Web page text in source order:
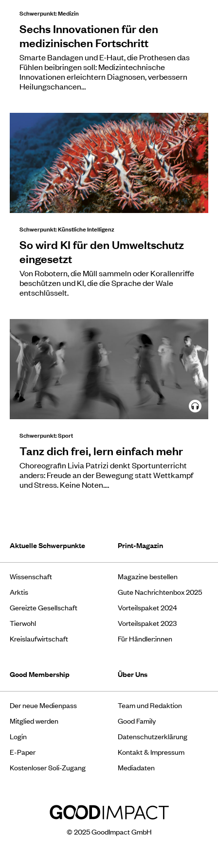
Schwerpunkt: Medizin
Sechs Innovationen für den
medizinischen Fortschritt
Smarte Bandagen und E-Haut, die Prothesen das
Fühlen beibringen soll: Medizintechnische
Innovationen erleichtern Diagnosen, verbessern
Heilungschancen…
Schwerpunkt: Künstliche Intelligenz
So wird KI für den Umweltschutz
eingesetzt
Von Robotern, die Müll sammeln oder Korallenriffe
beschützen und KI, die die Sprache der Wale
entschlüsselt.
Schwerpunkt: Sport
Tanz dich frei, lern einfach mehr
Choreografin Livia Patrizi denkt Sportunterricht
anders: Freude an der Bewegung statt Wettkampf
und Stress. Keine Noten.…
Aktuelle Schwerpunkte
Wissenschaft
Arktis
Gereizte Gesellschaft
Tierwohl
Kreislaufwirtschaft
Print-Magazin
Magazine bestellen
Gute Nachrichtenbox 2025
Vorteilspaket 2024
Vorteilspaket 2023
Für Händler:innen
Good Membership
Der neue Medienpass
Mitglied werden
Login
E-Paper
Kostenloser Soli-Zugang
Über Uns
Team und Redaktion
Good Family
Datenschutzerklärung
Kontakt & Impressum
Mediadaten
© 2025 GoodImpact GmbH